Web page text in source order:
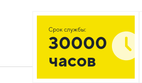
Срок службы:
30000
часов